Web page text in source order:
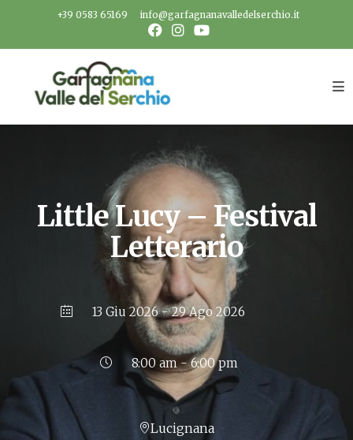
+39 0583 65169 info@garfagnanavalledelserchio.it
Little Lucy – Festival
Letterario
13 Giu 2026- 29 Ago 2026
8:00 am - 6:00 pm
Lucignana